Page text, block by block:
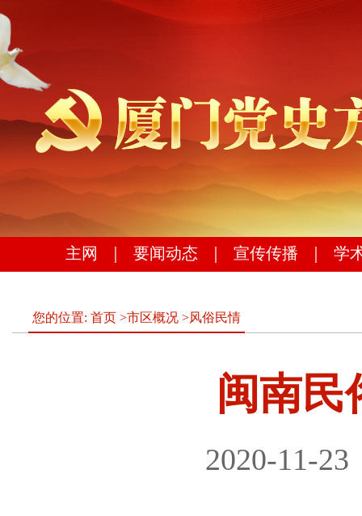
主网 要闻动态 宣传传播 学
您的位置: 首页 >市区概况 >风俗民情
闽南
2020-11-23